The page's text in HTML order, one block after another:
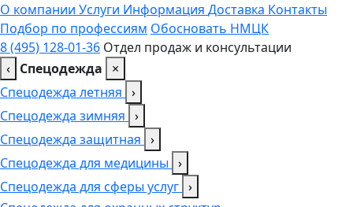
О компании Услуги Информация Доставка Контакты
Подбор по профессиям Обосновать НМЦК
8 (495) 128-01-36 Отдел продаж и консультации
‹ Спецодежда
×
Спецодежда летняя ›
Спецодежда зимняя ›
Спецодежда защитная ›
Спецодежда для медицины ›
Спецодежда для сферы услуг ›